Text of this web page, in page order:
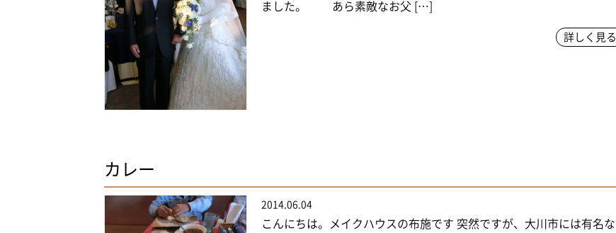
ました。 あら素敵なお父 […]
詳しく見る
カレー
2014.06.04
こんにちは。メイクハウスの布施です 突然ですが、大川市には有名な